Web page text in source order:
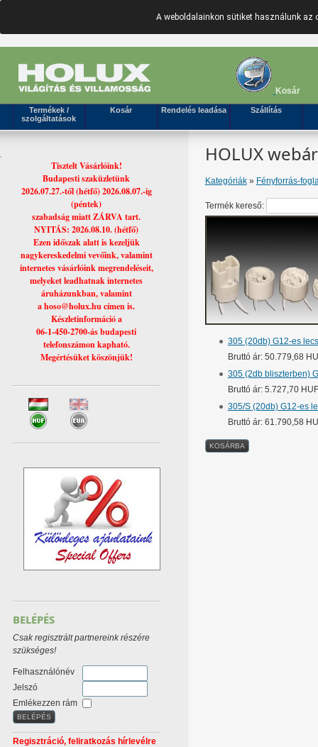
A weboldalainkon sütiket használunk
Kosár
Termékek /
szolgáltatások
Kosár Rendelés leadása Szállítás
HOLUX
Kategóriák» Fényforrás-
Termék kereső:
305 (20db) G12-es
Bruttó ár: 50.779,68
305 (2db bliszterben)
Bruttó ár: 5.727,70 HUF
305/S (20db) G12-es
Bruttó ár: 61.790,58
Tisztelt Vásárlóink!
Budapesti szaküzletünk
2026.07.27.-től (hétfő) 2026.08.07.-ig
(péntek)
szabadság miatt ZÁRVA tart.
NYITÁS: 2026.08.10. (hétfő)
Ezen időszak alatt is kezeljük
nagykereskedelmi vevőink, valamint
internetes vásárlóink megrendeléseit,
melyeket leadhatnak internetes
áruházunkban, valamint
a hoso@holux.hu címen is.
Készletinformáció a
06-1-450-2700-ás budapesti
telefonszámon kapható.
Megértésüket köszönjük!
BELÉPÉS
Csak regisztrált partnereink részére
szükséges!
Felhasználónév
Jelszó
Emlékezzen rám
Regisztráció, feliratkozás hírlevélre